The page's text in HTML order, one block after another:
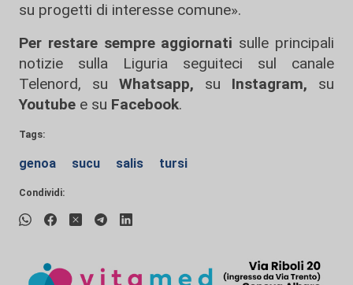
su progetti di interesse comune».
Per restare sempre aggiornati sulle principali
notizie sulla Liguria seguiteci sul canale
Telenord, su
Whatsapp, su Instagram, su
Youtube e su Facebook.
Tags:
genoa sucu salis tursi
Condividi: